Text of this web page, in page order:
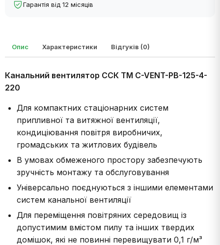
Гарантія від 12 місяців
Опис Характеристики Відгуків (0)
Канальний вентилятор ССК ТМ C-VENT-PB-125-4-
220
Для компактних стаціонарних систем
припливної та витяжної вентиляції,
кондиціювання повітря виробничих,
громадських та житлових будівель
В умовах обмеженого простору забезпечують
зручність монтажу та обслуговування
Універсально поєднуються з іншими елементами
систем канальної вентиляції
Для переміщення повітряних середовищ із
допустимим вмістом пилу та інших твердих
домішок, які не повинні перевищувати 0,1 г/м³